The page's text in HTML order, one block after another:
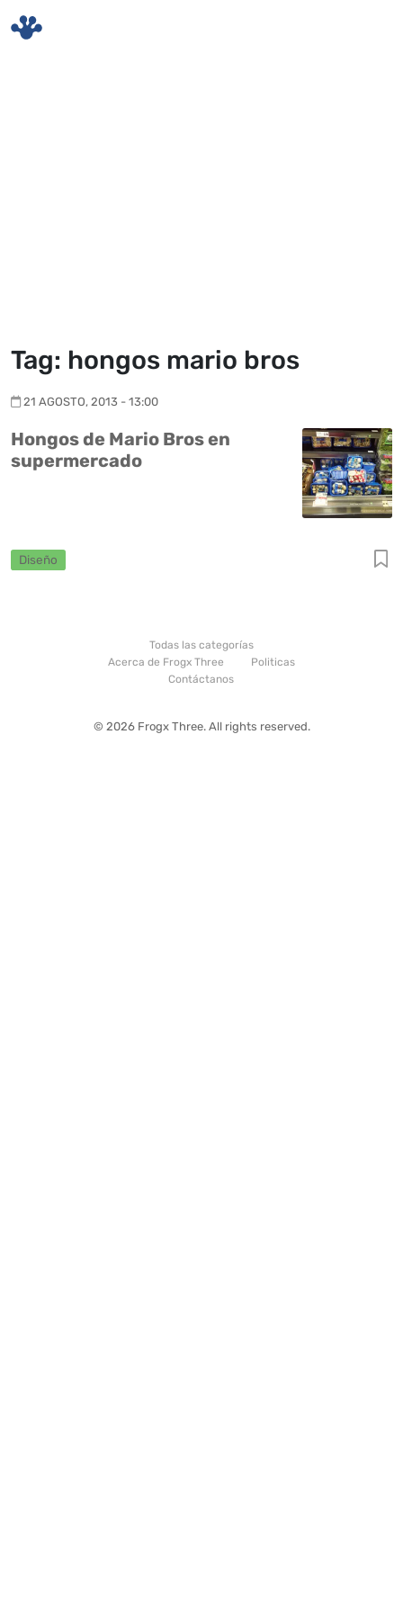
Tag: hongos mario bros
21 AGOSTO, 2013 - 13:00
Hongos de Mario Bros en
supermercado
Diseño
Todas las categorías
Acerca de Frogx Three
Politicas
Contáctanos
© 2026 Frogx Three. All rights reserved.